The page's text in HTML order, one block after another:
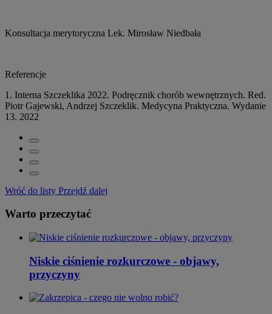
Konsultacja merytoryczna Lek. Mirosław Niedbała
Referencje
1. Interna Szczeklika 2022. Podręcznik chorób wewnętrznych. Red.
Piotr Gajewski, Andrzej Szczeklik. Medycyna Praktyczna. Wydanie
13. 2022
Wróć do listy Przejdź dalej
Warto przeczytać
Niskie ciśnienie rozkurczowe - objawy,
przyczyny